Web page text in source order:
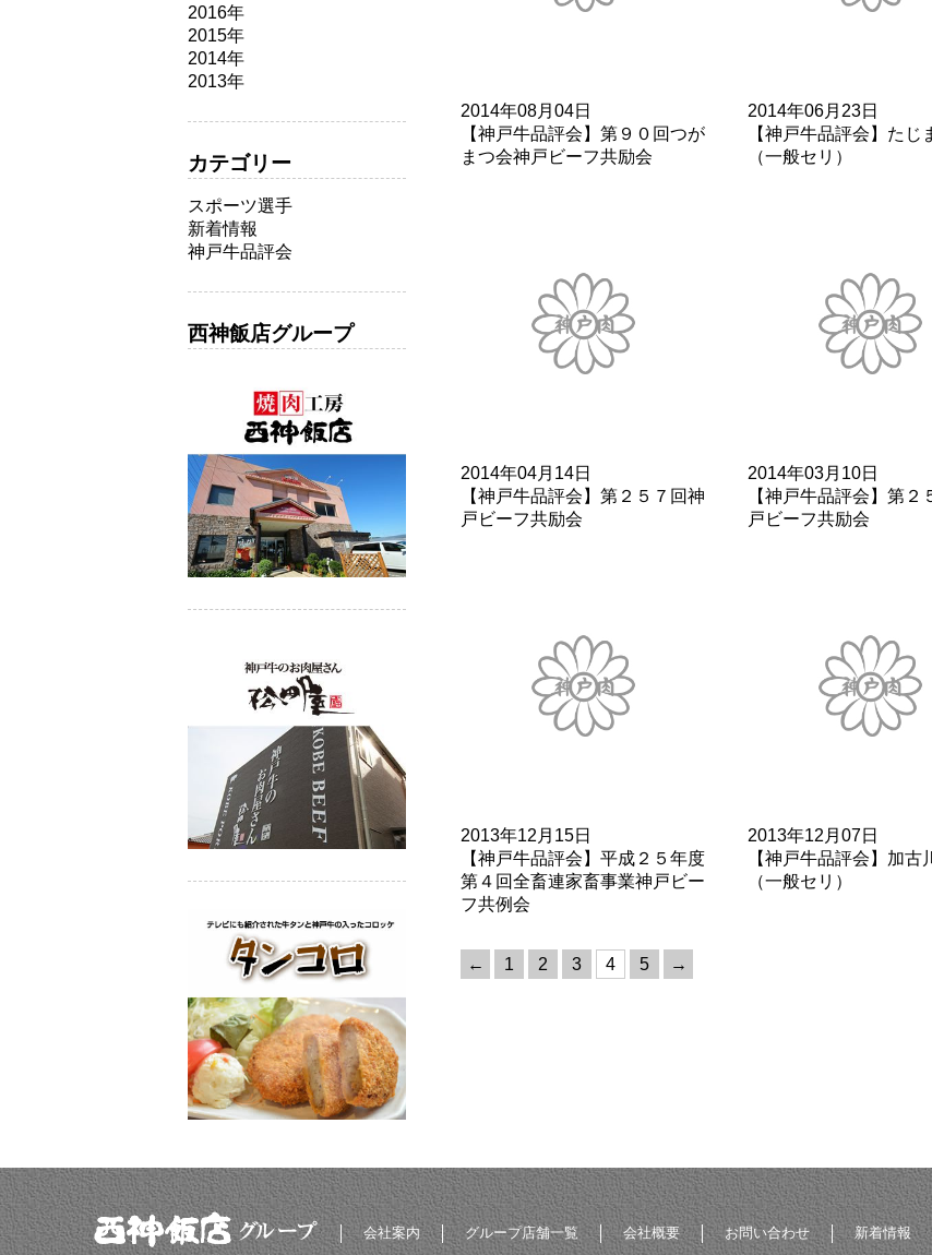
2014年08月04日
【神戸牛品評会】第９０回つが
まつ会神戸ビーフ共励会
2014年06月23日
【神戸牛品評会】たじ
（一般セリ）
2014年04月14日
【神戸牛品評会】第２５７回神
戸ビーフ共励会
2014年03月10日
【神戸牛品評会】第２
戸ビーフ共励会
2013年12月15日
【神戸牛品評会】平成２５年度
第４回全畜連家畜事業神戸ビー
フ共例会
2013年12月07日
【神戸牛品評会】加古
（一般セリ）
← 1 2 3 4 5 →
2016年
2015年
2014年
2013年
カテゴリー
スポーツ選手
新着情報
神戸牛品評会
西神飯店グループ
会社案内 グループ店舗一覧 会社概要 お問い合わせ 新着情報